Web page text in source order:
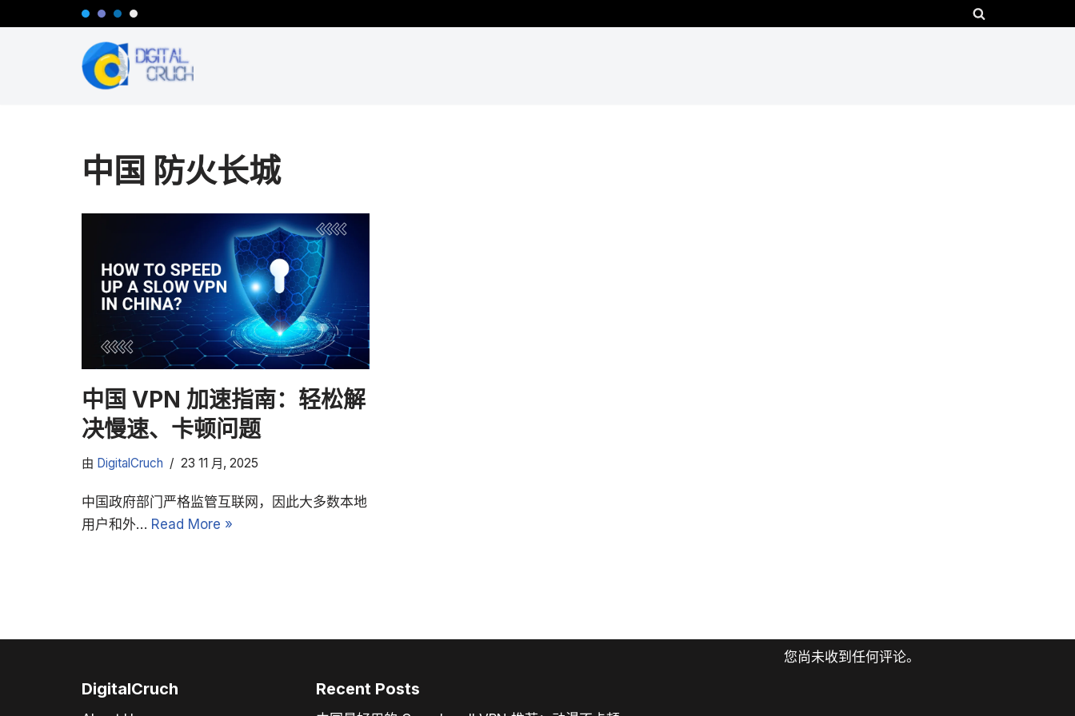
中国 防火长城
中国 VPN 加速指南：轻松解
决慢速、卡顿问题
由 DigitalCruch 23 11 月, 2025
中国政府部门严格监管互联网，因此大多数本地
用户和外… Read More »
DigitalCruch Recent Posts
您尚未收到任何评论。